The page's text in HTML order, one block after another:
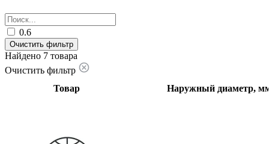
0.6
Очистить фильтр
Найдено 7 товара
Очистить фильтр
Товар
Наружный диаметр,